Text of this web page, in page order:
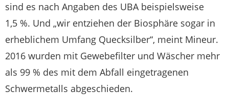
sind es nach Angaben des UBA beispielsweise
1,5 %. Und „wir entziehen der Biosphäre sogar in
erheblichem Umfang Quecksilber“, meint Mineur.
2016 wurden mit Gewebefilter und Wäscher mehr
als 99 % des mit dem Abfall eingetragenen
Schwermetalls abgeschieden.